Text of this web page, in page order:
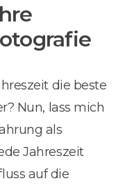
die beste
Nun, lass mich
als
Jahreszeit
auf die